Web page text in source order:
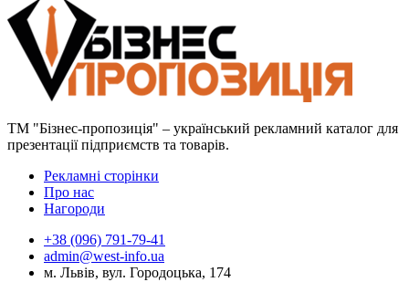
ТМ "Бізнес-пропозиція" – український рекламний каталог для
презентації підприємств та товарів.
Рекламні сторінки
Про нас
Нагороди
+38 (096) 791-79-41
admin@west-info.ua
м. Львів, вул. Городоцька, 174